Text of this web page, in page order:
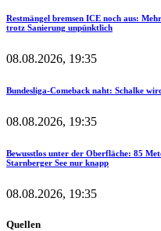
Restmängel bremsen ICE noch aus:
trotz Sanierung unpünktlich
08.08.2026, 19:35
Bundesliga-Comeback naht: Schalke
08.08.2026, 19:35
Bewusstlos unter der Oberfläche: 85
Starnberger See nur knapp
08.08.2026, 19:35
Quellen